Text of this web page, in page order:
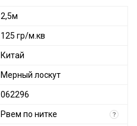
2,5м
125 гр/м.кв
Китай
Мерный лоскут
062296
Рвем по нитке ?